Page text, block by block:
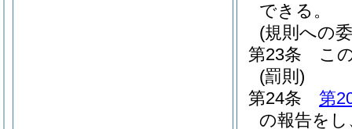
できる。
(規則への
第23条
こ
(罰則)
第24条
第
の報告を